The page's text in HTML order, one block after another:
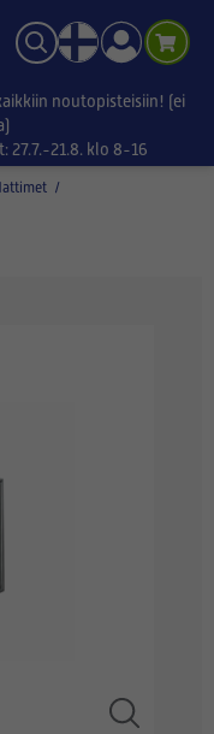
noutopisteisiin! (ei
27.7.-21.8. klo 8-16
/